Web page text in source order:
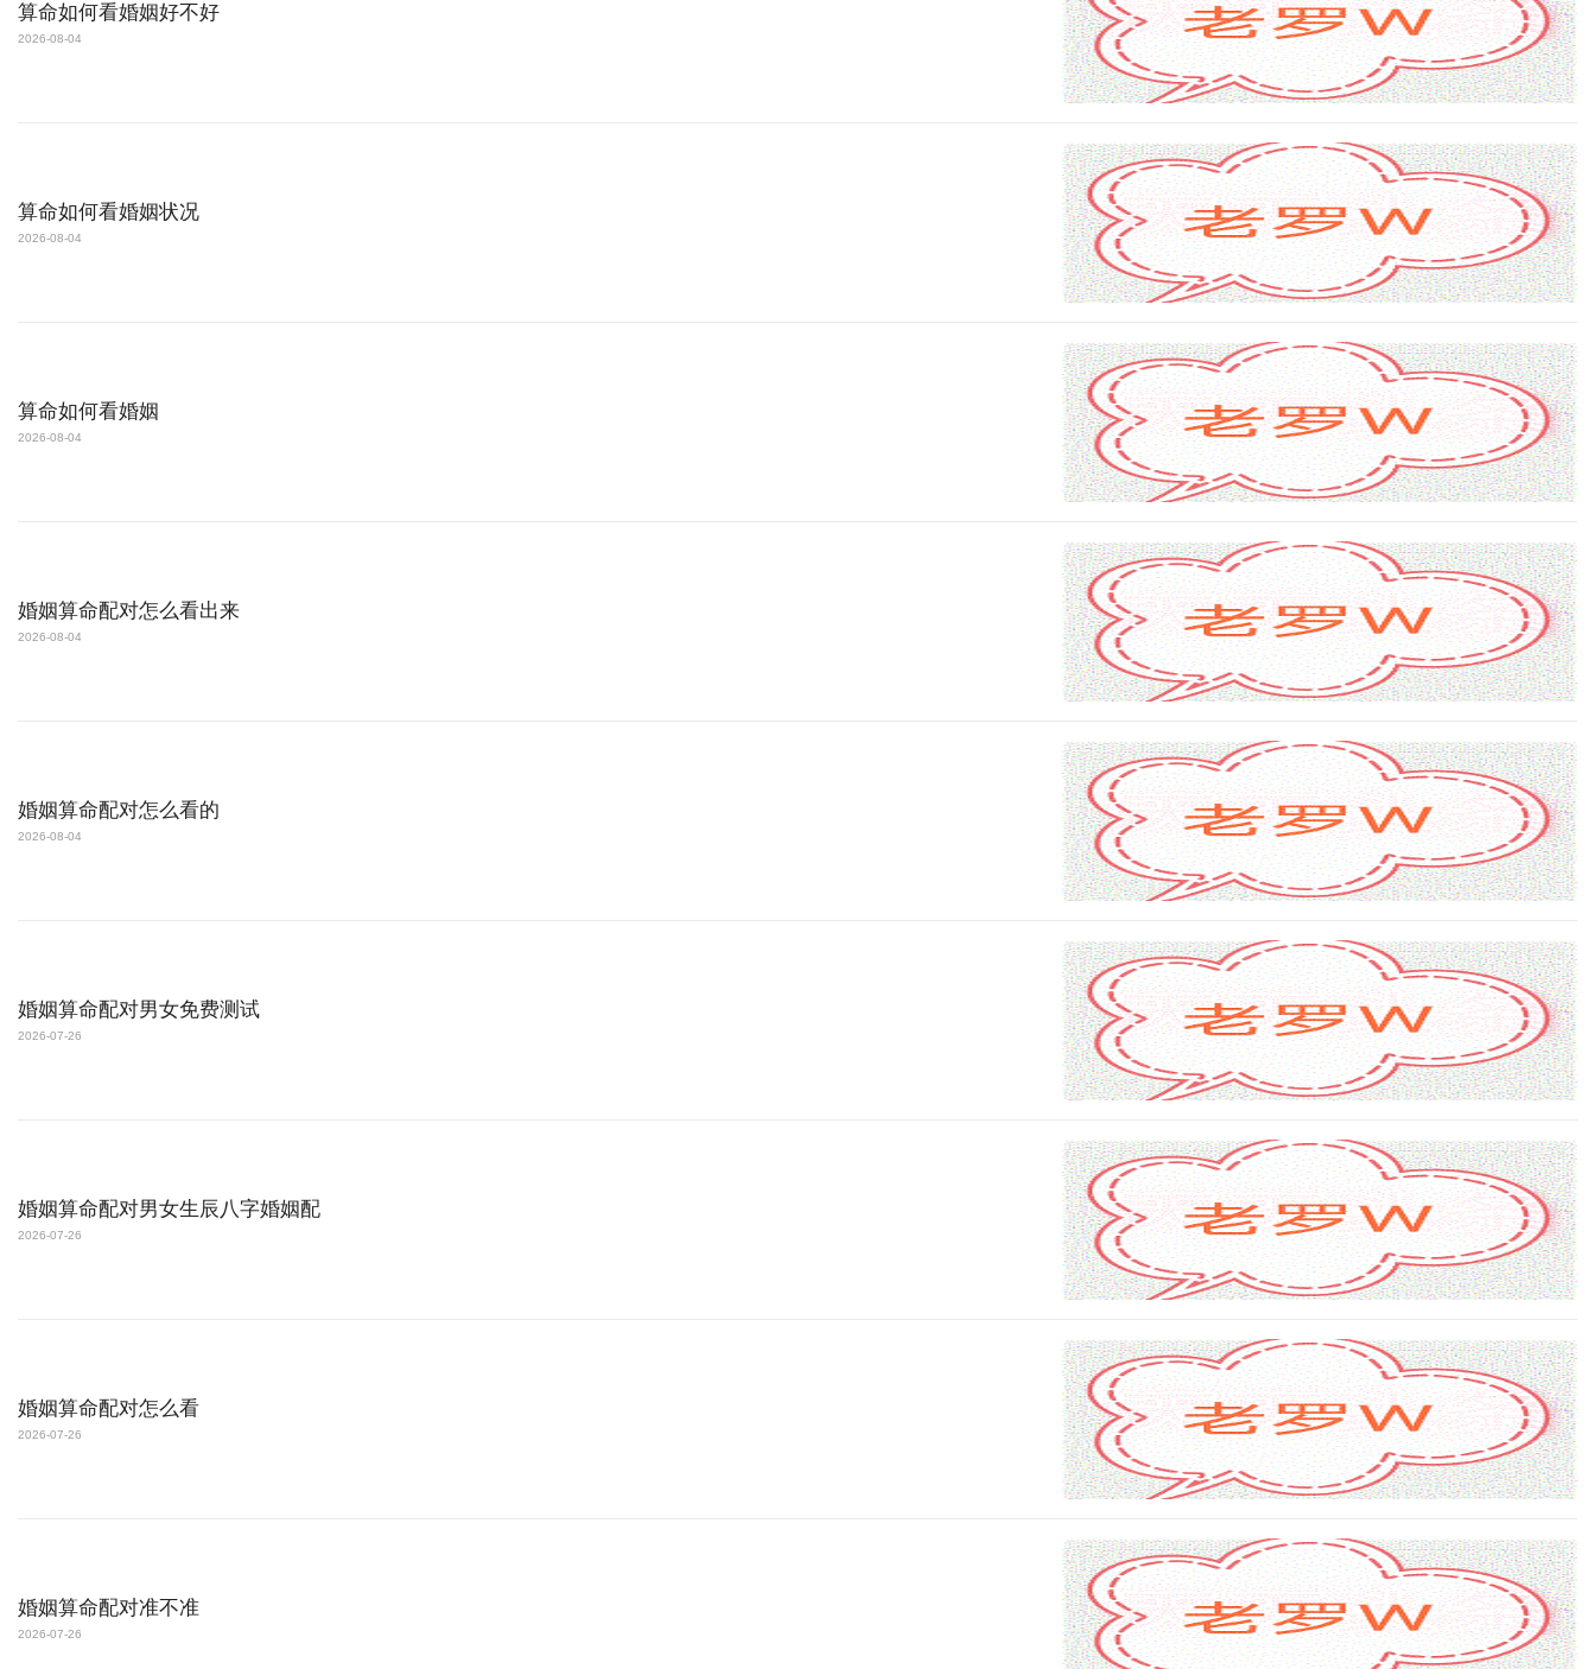
算命如何看婚姻好不好
2026-08-04
算命如何看婚姻状况
2026-08-04
算命如何看婚姻
2026-08-04
婚姻算命配对怎么看出来
2026-08-04
婚姻算命配对怎么看的
2026-08-04
婚姻算命配对男女免费测试
2026-07-26
婚姻算命配对男女生辰八字婚姻配
2026-07-26
婚姻算命配对怎么看
2026-07-26
婚姻算命配对准不准
2026-07-26